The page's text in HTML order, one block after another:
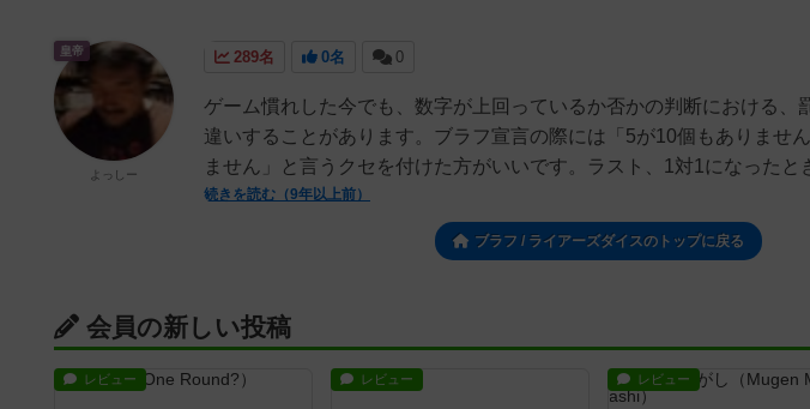
289名 0名 0
ゲーム慣れした今でも、数字が上回っているか否かの判断における、
違いすることがあります。ブラフ宣言の際には「5が10個もありませ
ません」と言うクセを付けた方がいいです。ラスト、1対1になったと
続きを読む（9年以上前）
皇帝
よっしー
ブラフ / ライアーズダイスのトップに戻る
会員の新しい投稿
レビュー レビュー レビュー